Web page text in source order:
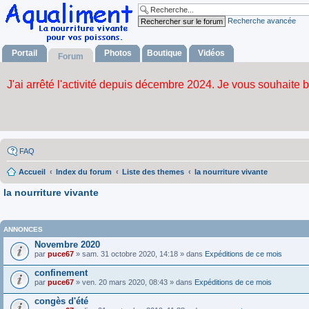
Recherche avancée
Portail Forum Photos Boutique Vidéos
FAQ
Accueil Index du forum Liste des themes la nourriture vivante
la nourriture vivante
ANNONCES
Novembre 2020
par puce67 » sam. 31 octobre 2020, 14:18 » dans Expéditions de ce mois
confinement
par puce67 » ven. 20 mars 2020, 08:43 » dans Expéditions de ce mois
congès d'été